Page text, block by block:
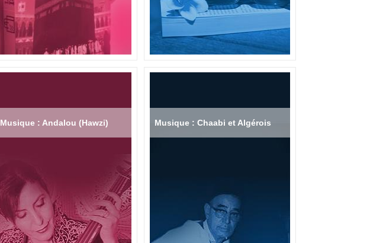
Musique : Andalou (Hawzi) Musique : Chaabi et Algérois